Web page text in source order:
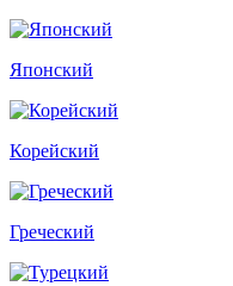
Японский
Корейский
Греческий